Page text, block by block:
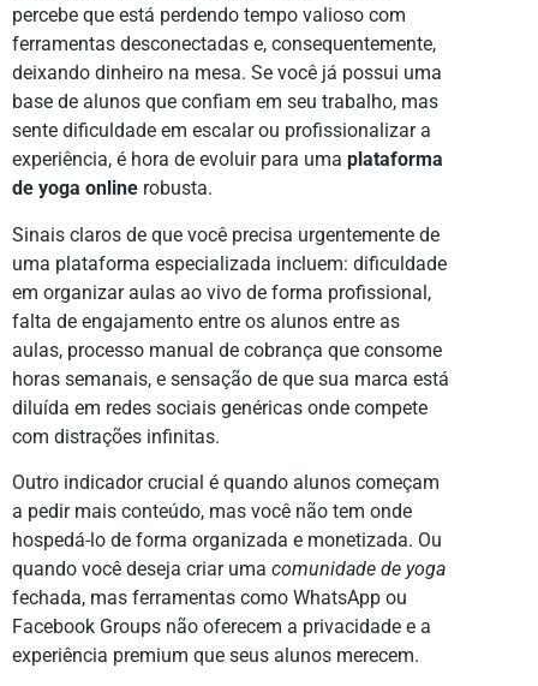
percebe que está perdendo tempo valioso com
ferramentas desconectadas e, consequentemente,
deixando dinheiro na mesa. Se você já possui uma
base de alunos que confiam em seu trabalho, mas
sente dificuldade em escalar ou profissionalizar a
experiência, é hora de evoluir para uma plataforma
de yoga online robusta.
Sinais claros de que você precisa urgentemente de
uma plataforma especializada incluem: dificuldade
em organizar aulas ao vivo de forma profissional,
falta de engajamento entre os alunos entre as
aulas, processo manual de cobrança que consome
horas semanais, e sensação de que sua marca está
diluída em redes sociais genéricas onde compete
com distrações infinitas.
Outro indicador crucial é quando alunos começam
a pedir mais conteúdo, mas você não tem onde
hospedá-lo de forma organizada e monetizada. Ou
quando você deseja criar uma comunidade de yoga
fechada, mas ferramentas como WhatsApp ou
Facebook Groups não oferecem a privacidade e a
experiência premium que seus alunos merecem.